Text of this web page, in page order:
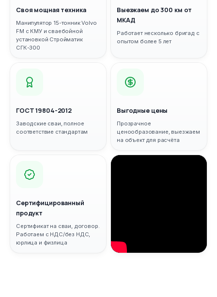
Своя мощная техника
Манипулятор 15-тонник Volvo
FM с КМУ и сваебойной
установкой Стройматик
СГК-300
Выезжаем до 300 км от
МКАД
Работает несколько бригад с
опытом более 5 лет
ГОСТ 19804-2012
Заводские сваи, полное
соответствие стандартам
Выгодные цены
Прозрачное
ценообразование, выезжаем
на объект для расчёта
Сертифицированный
продукт
Сертификат на сваи, договор.
Работаем с НДС/без НДС,
юрлица и физлица